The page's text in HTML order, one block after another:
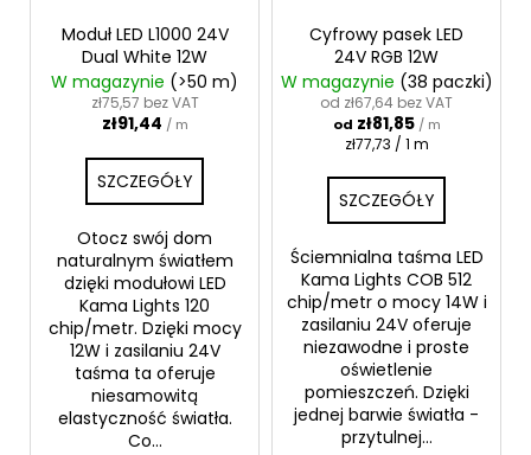
Moduł LED L1000 24V
Dual White 12W
W magazynie (>50 m)
zł75,57 bez VAT
zł91,44 / m
SZCZEGÓŁY
Otocz swój dom
naturalnym światłem
dzięki modułowi LED
Kama Lights 120
chip/metr. Dzięki mocy
12W i zasilaniu 24V
taśma ta oferuje
niesamowitą
elastyczność światła.
Co...
Cyfrowy pasek LED
24V RGB 12W
W magazynie (38 paczki)
od zł67,64 bez VAT
od zł81,85 / m
Cena
zł77,73 / 1 m
SZCZEGÓŁY
Ściemnialna taśma LED
Kama Lights COB 512
chip/metr o mocy 14W i
zasilaniu 24V oferuje
niezawodne i proste
oświetlenie
pomieszczeń. Dzięki
jednej barwie światła -
przytulnej...